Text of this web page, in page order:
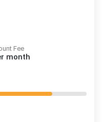
Fee
month